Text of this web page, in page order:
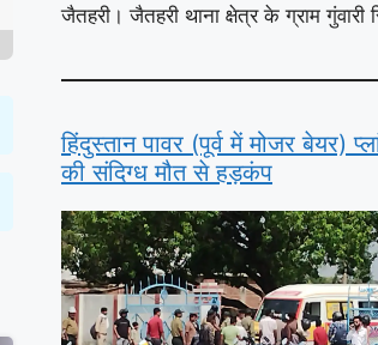
जैतहरी। जैतहरी थाना क्षेत्र के ग्राम
हिंदुस्तान पावर (पूर्व में मोजर बेयर)
की संदिग्ध मौत से हड़कंप